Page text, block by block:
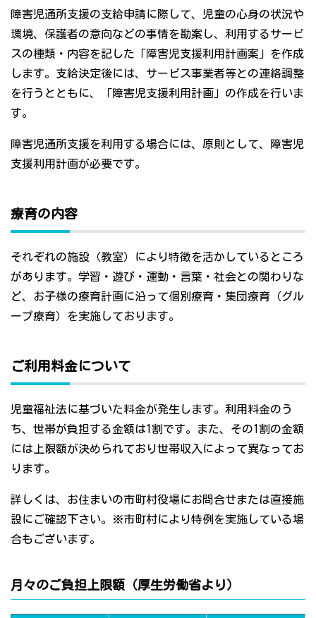
障害児通所支援の支給申請に際して、児童の心身の状況や
環境、保護者の意向などの事情を勘案し、利用するサービ
スの種類・内容を記した「障害児支援利用計画案」を作成
します。支給決定後には、サービス事業者等との連絡調整
を行うとともに、「障害児支援利用計画」の作成を行いま
す。
障害児通所支援を利用する場合には、原則として、障害児
支援利用計画が必要です。
療育の内容
それぞれの施設（教室）により特徴を活かしているところ
があります。学習・遊び・運動・言葉・社会との関わりな
ど、お子様の療育計画に沿って個別療育・集団療育（グル
ープ療育）を実施しております。
ご利用料金について
児童福祉法に基づいた料金が発生します。利用料金のう
ち、世帯が負担する金額は1割です。また、その1割の金額
には上限額が決められており世帯収入によって異なってお
ります。
詳しくは、お住まいの市町村役場にお問合せまたは直接施
設にご確認下さい。※市町村により特例を実施している場
合もございます。
月々のご負担上限額（厚生労働省より）